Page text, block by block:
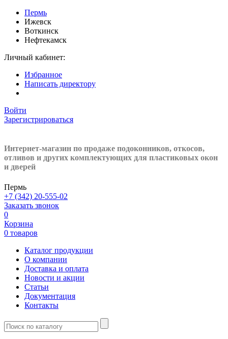
Пермь
Ижевск
Воткинск
Нефтекамск
Личный кабинет:
Избранное
Написать директору
Войти
Зарегистрироваться
Интернет-магазин по продаже подоконников, откосов,
отливов и других комплектующих для пластиковых окон
и дверей
Пермь
+7 (342) 20-555-02
Заказать звонок
0
Корзина
0 товаров
Каталог продукции
О компании
Доставка и оплата
Новости и акции
Статьи
Документация
Контакты